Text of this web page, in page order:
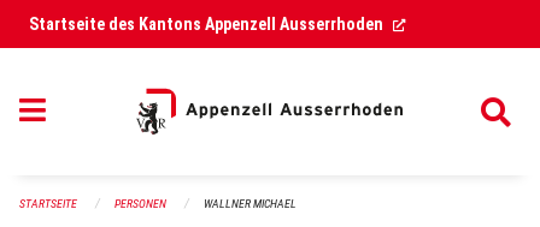
Navigation überspringen
Startseite des Kantons Appenzell Ausserrhoden (External Link)
STARTSEITE PERSONEN WALLNER MICHAEL